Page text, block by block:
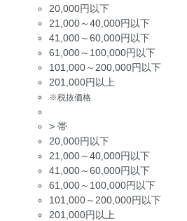
20,000円以下
21,000～40,000円以下
41,000～60,000円以下
61,000～100,000円以下
101,000～200,000円以下
201,000円以上
※税抜価格
> 帯
20,000円以下
21,000～40,000円以下
41,000～60,000円以下
61,000～100,000円以下
101,000～200,000円以下
201,000円以上